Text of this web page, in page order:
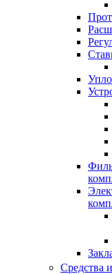
Средства